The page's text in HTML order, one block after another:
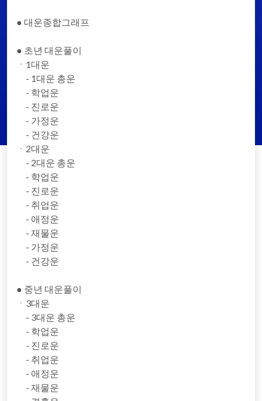
● 대운종합그래프
● 초년 대운풀이
ㆍ1대운
- 1대운 총운
- 학업운
- 진로운
- 가정운
- 건강운
ㆍ2대운
- 2대운 총운
- 학업운
- 진로운
- 취업운
- 애정운
- 재물운
- 가정운
- 건강운
● 중년 대운풀이
ㆍ3대운
- 3대운 총운
- 학업운
- 진로운
- 취업운
- 애정운
- 재물운